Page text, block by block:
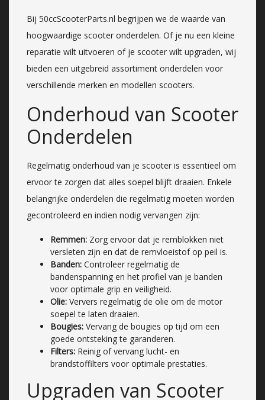
Bij 50ccScooterParts.nl begrijpen we de waarde van
hoogwaardige scooter onderdelen. Of je nu een kleine
reparatie wilt uitvoeren of je scooter wilt upgraden, wij
bieden een uitgebreid assortiment onderdelen voor
verschillende merken en modellen scooters.
Onderhoud van Scooter
Onderdelen
Regelmatig onderhoud van je scooter is essentieel om
ervoor te zorgen dat alles soepel blijft draaien. Enkele
belangrijke onderdelen die regelmatig moeten worden
gecontroleerd en indien nodig vervangen zijn:
Remmen: Zorg ervoor dat je remblokken niet
versleten zijn en dat de remvloeistof op peil is.
Banden: Controleer regelmatig de
bandenspanning en het profiel van je banden
voor optimale grip en veiligheid.
Olie: Ververs regelmatig de olie om de motor
soepel te laten draaien.
Bougies: Vervang de bougies op tijd om een
goede ontsteking te garanderen.
Filters: Reinig of vervang lucht- en
brandstoffilters voor optimale prestaties.
Upgraden van Scooter